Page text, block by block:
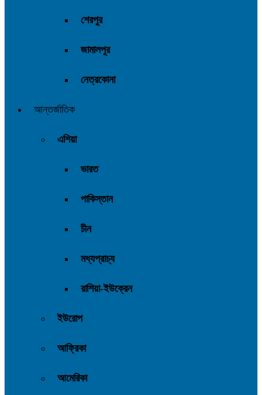
শেরপুর
জামালপুর
নেত্রকোনা
আন্তর্জাতিক
এশিয়া
ভারত
পাকিস্তান
চীন
মধ্যপ্রাচ্য
রাশিয়া-ইউক্রেন
ইউরোপ
আফ্রিকা
আমেরিকা